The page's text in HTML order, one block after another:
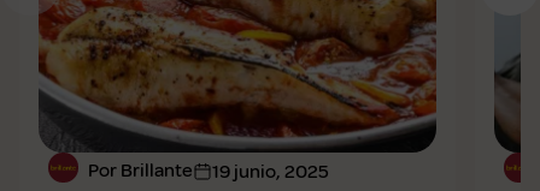
Por Brillante
19 junio, 2025